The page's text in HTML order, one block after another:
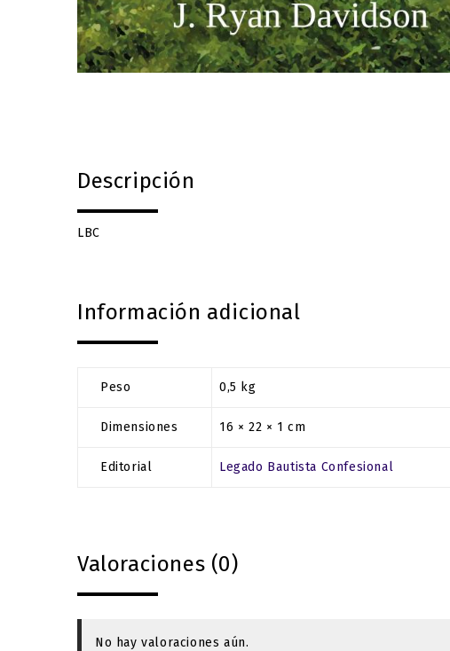
Descripción
LBC
Información adicional
Peso 0,5 kg
Dimensiones 16 × 22 × 1 cm
Editorial Legado Bautista Confesional
Valoraciones (0)
No hay valoraciones aún.